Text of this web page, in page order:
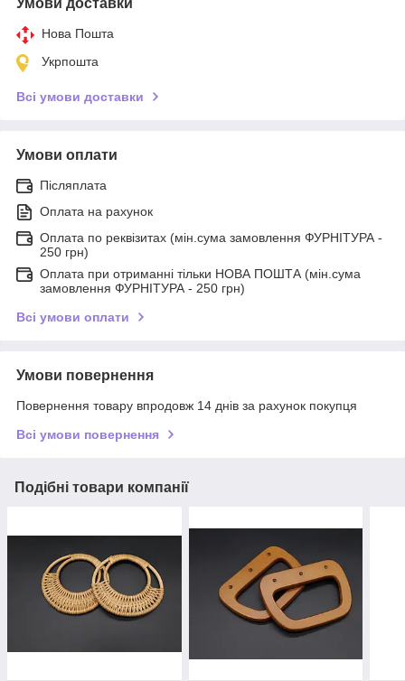
Нова Пошта
Укрпошта
Всі умови доставки
Умови оплати
Післяплата
Оплата на рахунок
Оплата по реквізитах (мін.сума замовлення ФУРНІТУРА -
250 грн)
Оплата при отриманні тільки НОВА ПОШТА (мін.сума
замовлення ФУРНІТУРА - 250 грн)
Всі умови оплати
Умови повернення
Повернення товару впродовж 14 днів за рахунок покупця
Всі умови повернення
Подібні товари компанії